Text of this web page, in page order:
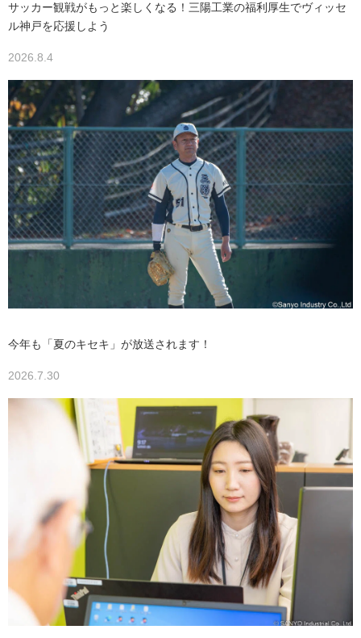
サッカー観戦がもっと楽しくなる！三陽工業の福利厚生でヴィッセ
ル神戸を応援しよう
2026.8.4
今年も「夏のキセキ」が放送されます！
2026.7.30